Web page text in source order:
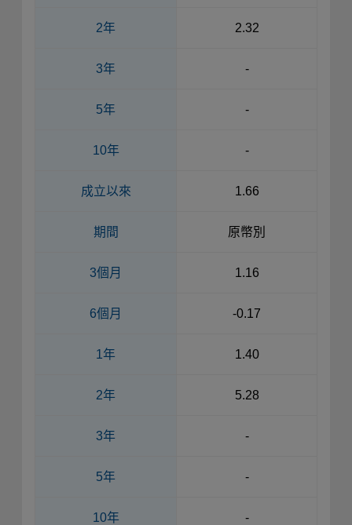
2年 2.32
3年 -
5年 -
10年 -
成立以來 1.66
期間 原幣別
3個月 1.16
6個月 -0.17
1年 1.40
2年 5.28
3年 -
5年 -
10年 -